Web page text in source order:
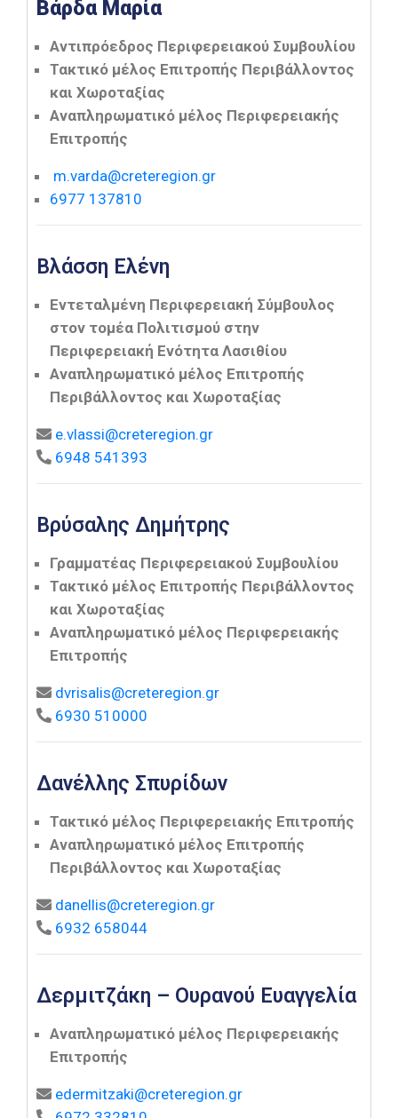
Βάρδα Μαρία
Αντιπρόεδρος Περιφερειακού Συμβουλίου
Τακτικό μέλος Επιτροπής Περιβάλλοντος
και Χωροταξίας
Αναπληρωματικό μέλος Περιφερειακής
Επιτροπής
m.varda@creteregion.gr
6977 137810
Βλάσση Ελένη
Εντεταλμένη Περιφερειακή Σύμβουλος
στον τομέα Πολιτισμού στην
Περιφερειακή Ενότητα Λασιθίου
Αναπληρωματικό μέλος Επιτροπής
Περιβάλλοντος και Χωροταξίας
e.vlassi@creteregion.gr
6948 541393
Βρύσαλης Δημήτρης
Γραμματέας Περιφερειακού Συμβουλίου
Τακτικό μέλος Επιτροπής Περιβάλλοντος
και Χωροταξίας
Αναπληρωματικό μέλος Περιφερειακής
Επιτροπής
dvrisalis@creteregion.gr
6930 510000
Δανέλλης Σπυρίδων
Τακτικό μέλος Περιφερειακής Επιτροπής
Αναπληρωματικό μέλος Επιτροπής
Περιβάλλοντος και Χωροταξίας
danellis@creteregion.gr
6932 658044
Δερμιτζάκη – Ουρανού Ευαγγελία
Αναπληρωματικό μέλος Περιφερειακής
Επιτροπής
edermitzaki@creteregion.gr